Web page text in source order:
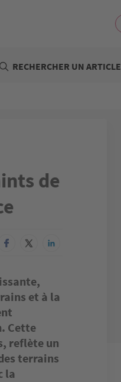
RECHERCHER UN ARTICLE
de
et à la
Cette
reflète un
terrains
la